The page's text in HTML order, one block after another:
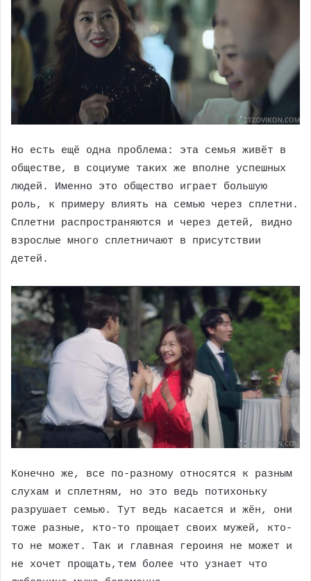
Но есть ещё одна проблема: эта семья живёт в
обществе, в социуме таких же вполне успешных
людей. Именно это общество играет большую
роль, к примеру влиять на семью через сплетни.
Сплетни распространяются и через детей, видно
взрослые много сплетничают в присутствии
детей.
Конечно же, все по-разному относятся к разным
слухам и сплетням, но это ведь потихоньку
разрушает семью. Тут ведь касается и жён, они
тоже разные, кто-то прощает своих мужей, кто-
то не может. Так и главная героиня не может и
не хочет прощать,тем более что узнает что